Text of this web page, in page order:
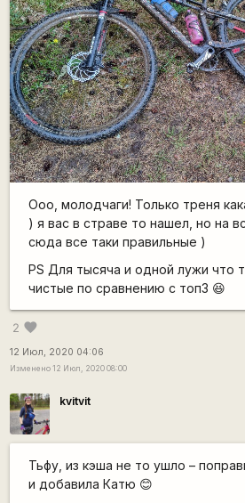
Ооо, молодчаги! Только треня
) я вас в страве то нашел, но на
сюда все таки правильные )
PS Для тысяча и одной лужи что
чистые по сравнению с топ3 😆
2 favorite
12 Июл, 2020 04:06
Изменено 12 Июл, 2020 08:00
kvitvit
Тьфу, из кэша не то ушло –
и добавила Катю 😊